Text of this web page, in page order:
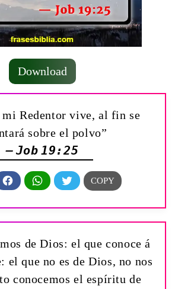
Download
mi Redentor vive, al fin se
sobre el polvo”
— Job 19:25
de Dios: el que conoce á
el que no es de Dios, no nos
conocemos el espíritu de